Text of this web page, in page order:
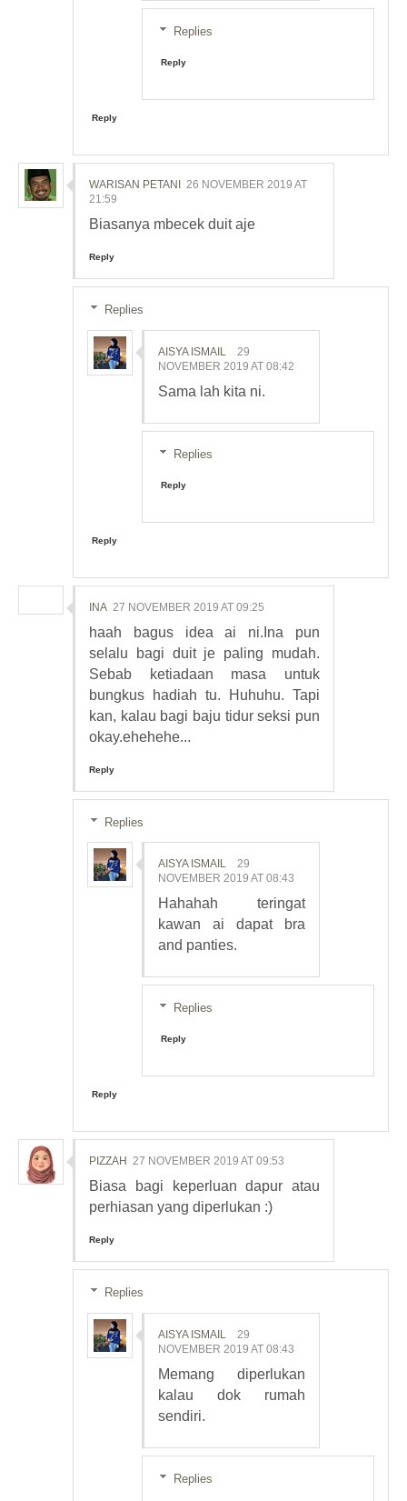
Replies
Reply
Reply
WARISAN PETANI
26 NOVEMBER 2019 AT
21:59
Biasanya mbecek duit aje
Reply
Replies
AISYA ISMAIL
29
NOVEMBER 2019 AT 08:42
Sama lah kita ni.
Replies
Reply
Reply
INA 27 NOVEMBER 2019 AT 09:25
haah bagus idea ai ni.Ina pun
selalu bagi duit je paling mudah.
Sebab ketiadaan masa untuk
bungkus hadiah tu. Huhuhu. Tapi
kan, kalau bagi baju tidur seksi pun
okay.ehehehe...
Reply
Replies
AISYA ISMAIL
29
NOVEMBER 2019 AT 08:43
Hahahah teringat
kawan ai dapat bra
and panties.
Replies
Reply
Reply
PIZZAH 27 NOVEMBER 2019 AT 09:53
Biasa bagi keperluan dapur atau
perhiasan yang diperlukan :)
Reply
Replies
AISYA ISMAIL
29
NOVEMBER 2019 AT 08:43
Memang diperlukan
kalau dok rumah
sendiri.
Replies